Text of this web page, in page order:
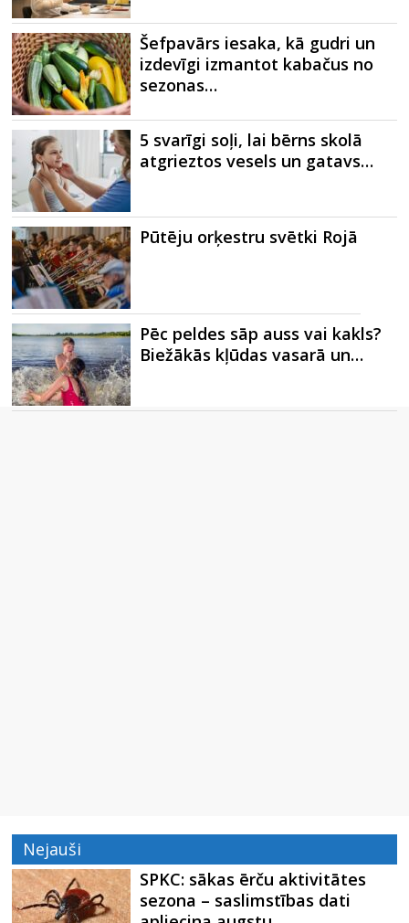
Šefpavārs iesaka, kā gudri un
izdevīgi izmantot kabačus no
sezonas…
5 svarīgi soļi, lai bērns skolā
atgrieztos vesels un gatavs…
Pūtēju orķestru svētki Rojā
Pēc peldes sāp auss vai kakls?
Biežākās kļūdas vasarā un…
Nejauši
SPKC: sākas ērču aktivitātes
sezona – saslimstības dati